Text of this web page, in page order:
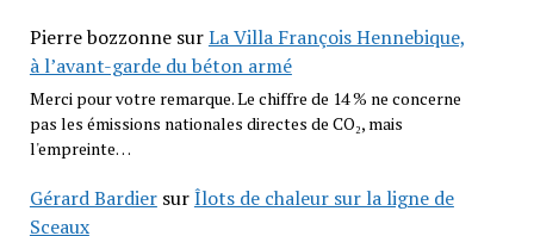
Pierre bozzonnesurLa Villa François Hennebique,
à l’avant-garde du béton armé
Merci pour votre remarque. Le chiffre de 14 % ne concerne
pas les émissions nationales directes de CO₂, mais
l'empreinte…
Gérard BardiersurÎlots de chaleur sur la ligne de
Sceaux